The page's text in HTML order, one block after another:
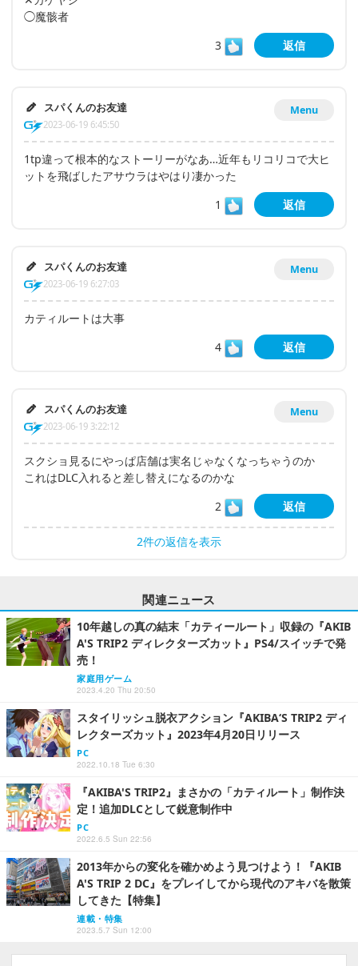
◯魔骸者
3
返信
Menu
スパくんのお友達
2023-06-19 6:45:50
1tp違って根本的なストーリーがなあ…近年もリコリコで大ヒ
ットを飛ばしたアサウラはやはり凄かった
1
返信
Menu
スパくんのお友達
2023-06-19 6:27:03
カティルートは大事
4
返信
Menu
スパくんのお友達
2023-06-19 3:22:12
スクショ見るにやっぱ店舗は実名じゃなくなっちゃうのか
これはDLC入れると差し替えになるのかな
2
返信
2件の返信を表示
関連ニュース
10年越しの真の結末「カティールート」収録の『AKIB
A'S TRIP2 ディレクターズカット』PS4/スイッチで発
売！
家庭用ゲーム
2023.4.20 Thu 20:50
スタイリッシュ脱衣アクション『AKIBA‘S TRIP2 ディ
レクターズカット』2023年4月20日リリース
PC
2022.10.18 Tue 6:30
『AKIBA'S TRIP2』まさかの「カティルート」制作決
定！追加DLCとして鋭意制作中
PC
2022.6.5 Sun 22:56
2013年からの変化を確かめよう見つけよう！『AKIB
A'S TRIP 2 DC』をプレイしてから現代のアキバを散策
してきた【特集】
連載・特集
2023.5.7 Sun 12:00